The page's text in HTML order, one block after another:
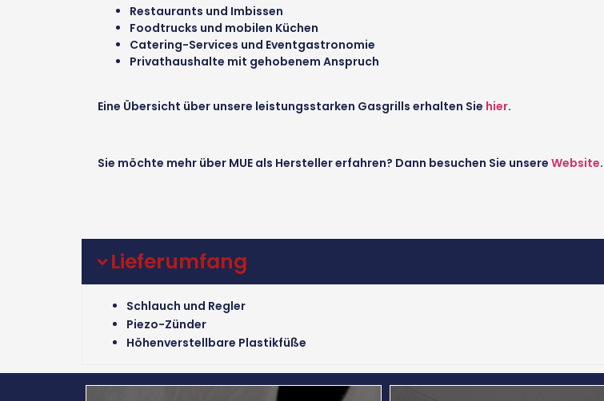
Restaurants und Imbissen
Foodtrucks und mobilen Küchen
Catering-Services und Eventgastronomie
Privathaushalte mit gehobenem Anspruch
Eine Übersicht über unsere leistungsstarken Gasgrills erhalten Sie hier.
Sie möchte mehr über MUE als Hersteller erfahren? Dann besuchen Sie unsere Website.
Lieferumfang
Schlauch und Regler
Piezo-Zünder
Höhenverstellbare Plastikfüße